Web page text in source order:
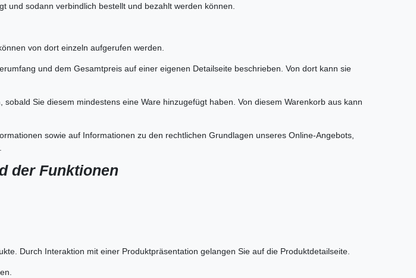
und sodann verbindlich bestellt und bezahlt werden können.
von dort einzeln aufgerufen werden.
und dem Gesamtpreis auf einer eigenen Detailseite beschrieben. Von dort kann sie
Sie diesem mindestens eine Ware hinzugefügt haben. Von diesem Warenkorb aus kann
sowie auf Informationen zu den rechtlichen Grundlagen unseres Online-Angebots,
der Funktionen
Durch Interaktion mit einer Produktpräsentation gelangen Sie auf die Produktdetailseite.